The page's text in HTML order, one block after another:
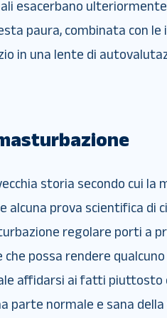
esacerbano
paura, combinata con le
in una lente di
storia secondo cui la
alcuna prova scientifica di
regolare porti a
possa rendere
affidarsi ai fatti piuttosto
parte normale e sana